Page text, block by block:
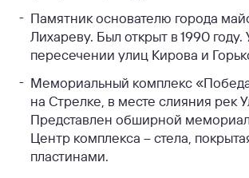
Памятник основателю города
Лихареву. Был открыт в 1990 году.
пересечении улиц Кирова и
Мемориальный комплекс
на Стрелке, в месте слияния рек
Представлен обширной
Центр комплекса – стела,
пластинами.